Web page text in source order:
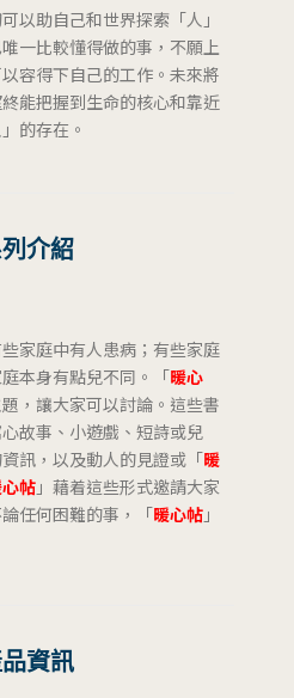
以助自己和世界探索「人」
一比較懂得做的事，不願上
容得下自己的工作。未來將
能把握到生命的核心和靠近
的存在。
介紹
家庭中有人患病；有些家庭
本身有點兒不同。「暖心
，讓大家可以討論。這些書
故事、小遊戲、短詩或兒
訊，以及動人的見證或「暖
帖」藉着這些形式邀請大家
任何困難的事，「暖心帖 」
資訊